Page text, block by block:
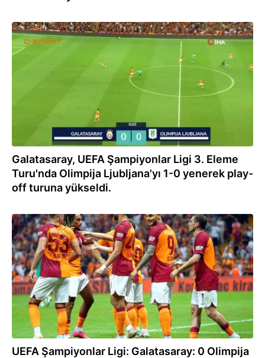
15.08.2023
Galatasaray, UEFA Şampiyonlar Ligi 3. Eleme
Turu'nda Olimpija Ljubljana'yı 1-0 yenerek play-
off turuna yükseldi.
15.08.2023
UEFA Şampiyonlar Ligi: Galatasaray: 0 Olimpija